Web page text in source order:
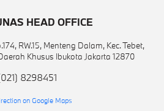
HEAD OFFICE
RW.15, Menteng Dalam, Kec. Tebet,
Khusus Ibukota Jakarta 12870
8298451
on Google Maps